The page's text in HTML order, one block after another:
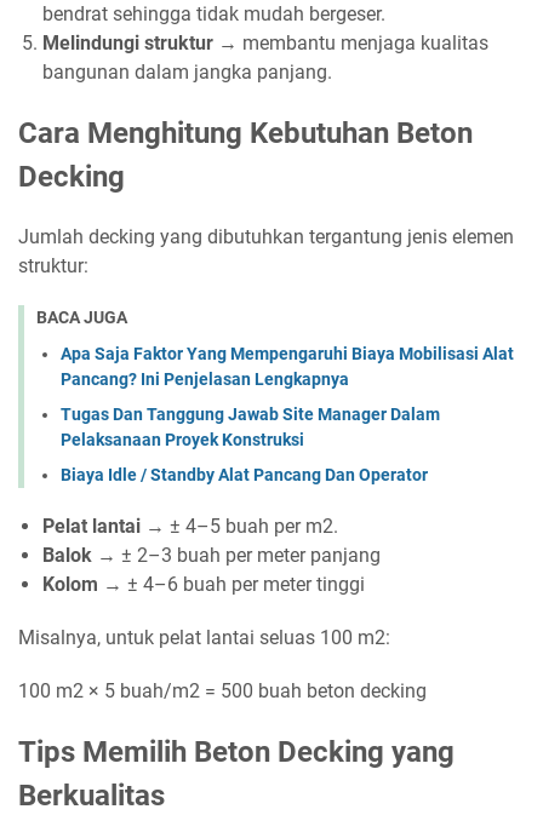
bendrat sehingga tidak mudah bergeser.
Melindungi struktur → membantu menjaga kualitas
bangunan dalam jangka panjang.
Cara Menghitung Kebutuhan Beton
Decking
Jumlah decking yang dibutuhkan tergantung jenis elemen
struktur:
BACA JUGA
Apa Saja Faktor Yang Mempengaruhi Biaya Mobilisasi Alat
Pancang? Ini Penjelasan Lengkapnya
Tugas Dan Tanggung Jawab Site Manager Dalam
Pelaksanaan Proyek Konstruksi
Biaya Idle / Standby Alat Pancang Dan Operator
Pelat lantai → ± 4–5 buah per m2.
Balok → ± 2–3 buah per meter panjang
Kolom → ± 4–6 buah per meter tinggi
Misalnya, untuk pelat lantai seluas 100 m2:
100 m2 × 5 buah/m2 = 500 buah beton decking
Tips Memilih Beton Decking yang
Berkualitas